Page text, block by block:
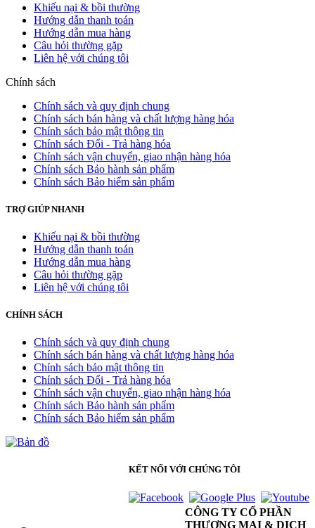
Khiếu nại & bồi thường
Hướng dẫn thanh toán
Hướng dẫn mua hàng
Câu hỏi thường gặp
Liên hệ với chúng tôi
Chính sách
Chính sách và quy định chung
Chính sách bán hàng và chất lượng hàng hóa
Chính sách bảo mật thông tin
Chính sách Đổi - Trả hàng hóa
Chính sách vận chuyển, giao nhận hàng hóa
Chính sách Bảo hành sản phẩm
Chính sách Bảo hiểm sản phẩm
TRỢ GIÚP NHANH
Khiếu nại & bồi thường
Hướng dẫn thanh toán
Hướng dẫn mua hàng
Câu hỏi thường gặp
Liên hệ với chúng tôi
CHÍNH SÁCH
Chính sách và quy định chung
Chính sách bán hàng và chất lượng hàng hóa
Chính sách bảo mật thông tin
Chính sách Đổi - Trả hàng hóa
Chính sách vận chuyển, giao nhận hàng hóa
Chính sách Bảo hành sản phẩm
Chính sách Bảo hiểm sản phẩm
KẾT NỐI VỚI CHÚNG TÔI
CÔNG TY CỔ PHẦN
THƯƠNG MẠI & DỊCH